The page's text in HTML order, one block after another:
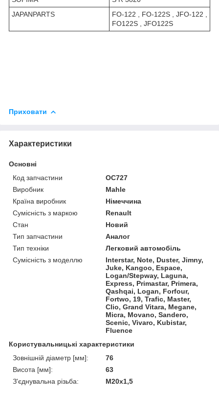
JAPANPARTS
FO-122 , FO-122S , JFO-122 ,
FO122S , JFO122S
Приховати
Характеристики
Основні
Код запчастини
OC727
Виробник
Mahle
Країна виробник
Німеччина
Сумісність з маркою
Renault
Стан
Новий
Тип запчастини
Аналог
Тип техніки
Легковий автомобіль
Сумісність з моделлю
Interstar, Note, Duster, Jimny,
Juke, Kangoo, Espace,
Logan/Stepway, Laguna,
Express, Primastar, Primera,
Qashqai, Logan, Forfour,
Fortwo, 19, Trafic, Master,
Clio, Grand Vitara, Megane,
Micra, Movano, Sandero,
Scenic, Vivaro, Kubistar,
Fluence
Користувальницькі характеристики
Зовнішній діаметр [мм]:
76
Висота [мм]:
63
З'єднувальна різьба:
M20x1,5